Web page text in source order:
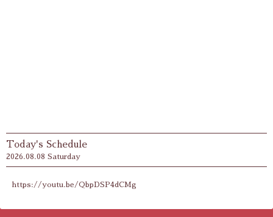
Today's Schedule
2026.08.08 Saturday
https://youtu.be/QbpDSP4dCMg